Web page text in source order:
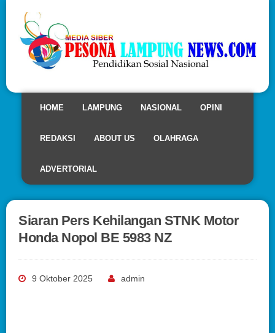
HOME LAMPUNG NASIONAL OPINI
REDAKSI ABOUT US OLAHRAGA
ADVERTORIAL
Siaran Pers Kehilangan STNK Motor
Honda Nopol BE 5983 NZ
9 Oktober 2025 admin